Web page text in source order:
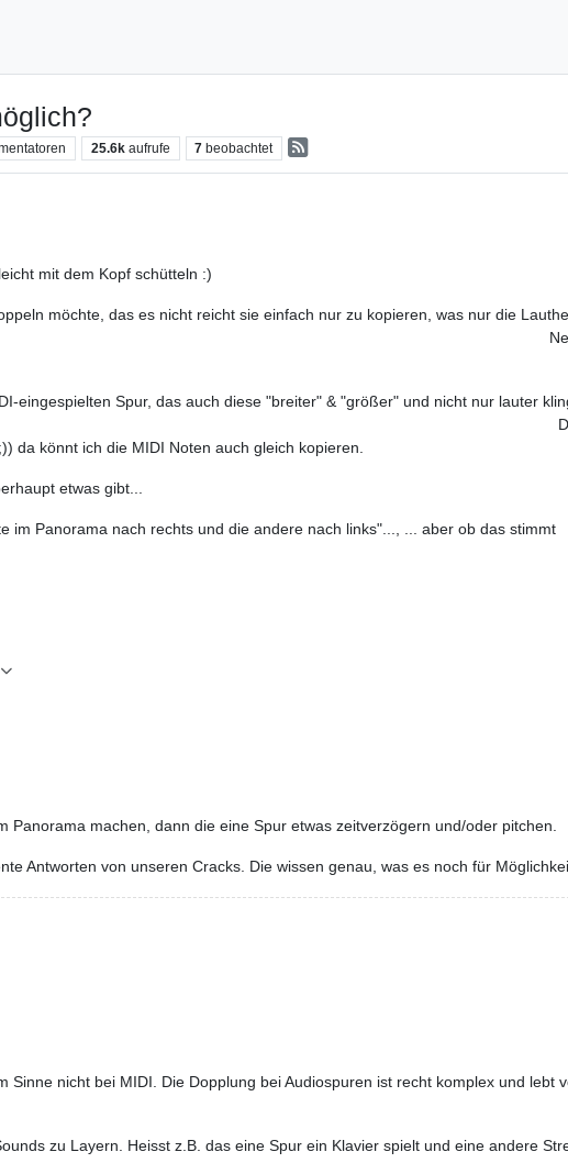
25.6k aufrufe 7 beobachtet
mit dem Kopf schütteln :)
doppeln möchte, das es nicht reicht sie einfach nur zu
die selbe Spur
einer MIDI-eingespielten Spur, das auch diese "breiter" &
noch einmal
da könnt ich die MIDI Noten auch gleich kopieren.
etwas gibt...
im Panorama nach rechts und die andere nach links"..., ... aber ob das stimmt
Panorama machen, dann die eine Spur etwas zeitverzögern und/oder pitchen.
Antworten von unseren Cracks. Die wissen genau, was es noch für
Sinne nicht bei MIDI. Die Dopplung bei Audiospuren ist recht komplex und lebt
zu Layern. Heisst z.B. das eine Spur ein Klavier spielt und eine andere